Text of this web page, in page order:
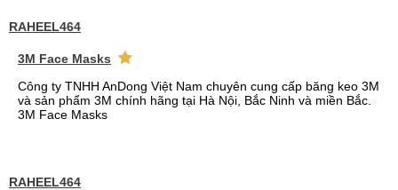
RAHEEL464
3M Face Masks
Công ty TNHH AnDong Việt Nam chuyên cung cấp băng keo 3M
và sản phẩm 3M chính hãng tại Hà Nội, Bắc Ninh và miền Bắc.
3M Face Masks
RAHEEL464